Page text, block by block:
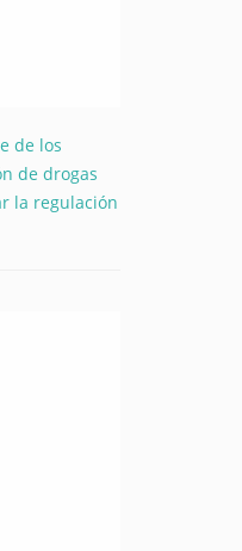
de los
de drogas
la regulación